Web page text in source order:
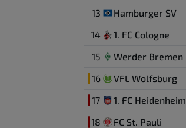
13
Hamburger SV
14
1. FC Cologne
15
Werder Bremen
16
VFL Wolfsburg
17
1. FC Heidenheim
18
FC St. Pauli